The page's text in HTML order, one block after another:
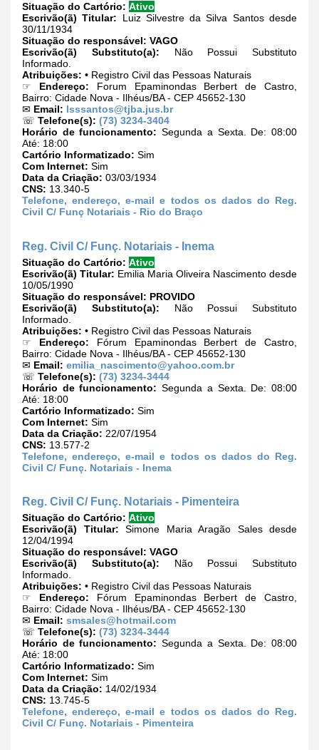
Situação do Cartório: Ativo
Escrivão(ã) Titular: Luiz Silvestre da Silva Santos desde
30/11/1934
Situação do responsável: VAGO
Escrivão(ã) Substituto(a): Não Possui Substituto
Informado.
Atribuições: • Registro Civil das Pessoas Naturais
☞ Endereço: Forum Epaminondas Berbert de Castro,
Bairro: Cidade Nova - Ilhéus/BA - CEP 45652-130
✉ Email: lsssantos@tjba.jus.br
☏ Telefone(s): (73) 3234-3404
Horário de funcionamento: Segunda a Sexta. De: 08:00
Até: 18:00
Cartório Informatizado: Sim
Com Internet: Sim
Data da Criação: 03/03/1934
CNS: 13.340-5
Telefone, endereço, e-mail e todos os dados do Reg.
Civil C/ Funç Notariais - Rio do Braço
Reg. Civil C/ Funç. Notariais - Inema
Situação do Cartório: Ativo
Escrivão(ã) Titular: Emilia Maria Oliveira Nascimento desde
10/05/1990
Situação do responsável: PROVIDO
Escrivão(ã) Substituto(a): Não Possui Substituto
Informado.
Atribuições: • Registro Civil das Pessoas Naturais
☞ Endereço: Fórum Epaminondas Berbert de Castro,
Bairro: Cidade Nova - Ilhéus/BA - CEP 45652-130
✉ Email: emilia_nascimento@yahoo.com.br
☏ Telefone(s): (73) 3234-3444
Horário de funcionamento: Segunda a Sexta. De: 08:00
Até: 18:00
Cartório Informatizado: Sim
Com Internet: Sim
Data da Criação: 22/07/1954
CNS: 13.577-2
Telefone, endereço, e-mail e todos os dados do Reg.
Civil C/ Funç. Notariais - Inema
Reg. Civil C/ Funç. Notariais - Pimenteira
Situação do Cartório: Ativo
Escrivão(ã) Titular: Simone Maria Aragão Sales desde
12/04/1994
Situação do responsável: VAGO
Escrivão(ã) Substituto(a): Não Possui Substituto
Informado.
Atribuições: • Registro Civil das Pessoas Naturais
☞ Endereço: Fórum Epaminondas Berbert de Castro,
Bairro: Cidade Nova - Ilhéus/BA - CEP 45652-130
✉ Email: smsales@hotmail.com
☏ Telefone(s): (73) 3234-3444
Horário de funcionamento: Segunda a Sexta. De: 08:00
Até: 18:00
Cartório Informatizado: Sim
Com Internet: Sim
Data da Criação: 14/02/1934
CNS: 13.745-5
Telefone, endereço, e-mail e todos os dados do Reg.
Civil C/ Funç. Notariais - Pimenteira